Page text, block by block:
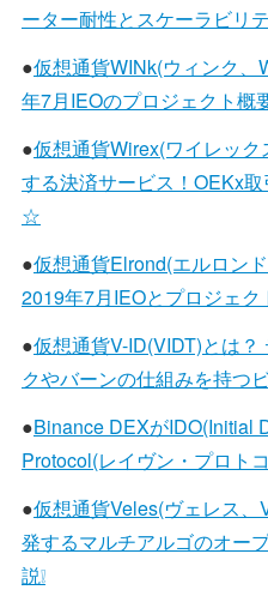
ーター耐性とスケーラビリ
●仮想通貨WINk(ウィンク
年7月IEOのプロジェクト
●仮想通貨Wirex(ワイレッ
する決済サービス！OEKx
☆
●仮想通貨Elrond(エルロン
2019年7月IEOとプロジェ
●仮想通貨V-ID(VIDT)とは
クやバーンの仕組みを持つ
●Binance DEXがIDO(Initial
Protocol(レイヴン・プロト
●仮想通貨Veles(ヴェレス
発するマルチアルゴのオー
説❕